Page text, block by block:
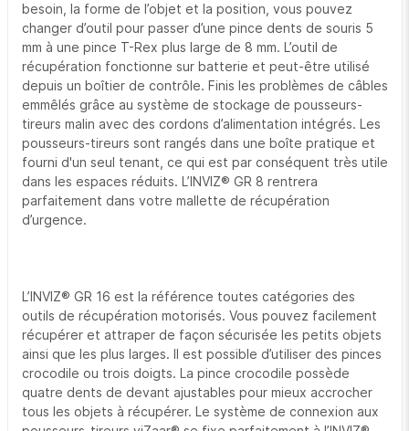
besoin, la forme de l’objet et la position, vous pouvez
changer d’outil pour passer d’une pince dents de souris 5
mm à une pince T-Rex plus large de 8 mm. L’outil de
récupération fonctionne sur batterie et peut-être utilisé
depuis un boîtier de contrôle. Finis les problèmes de câbles
emmêlés grâce au système de stockage de pousseurs-
tireurs malin avec des cordons d’alimentation intégrés. Les
pousseurs-tireurs sont rangés dans une boîte pratique et
fourni d'un seul tenant, ce qui est par conséquent très utile
dans les espaces réduits. L’INVIZ® GR 8 rentrera
parfaitement dans votre mallette de récupération
d’urgence.
L’INVIZ® GR 16 est la référence toutes catégories des
outils de récupération motorisés. Vous pouvez facilement
récupérer et attraper de façon sécurisée les petits objets
ainsi que les plus larges. Il est possible d’utiliser des pinces
crocodile ou trois doigts. La pince crocodile possède
quatre dents de devant ajustables pour mieux accrocher
tous les objets à récupérer. Le système de connexion aux